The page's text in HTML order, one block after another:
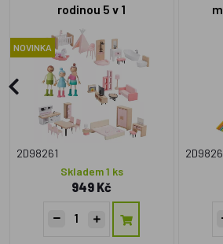
rodinou 5 v 1
NOVINKA
2D98261
Skladem 1 ks
949 Kč